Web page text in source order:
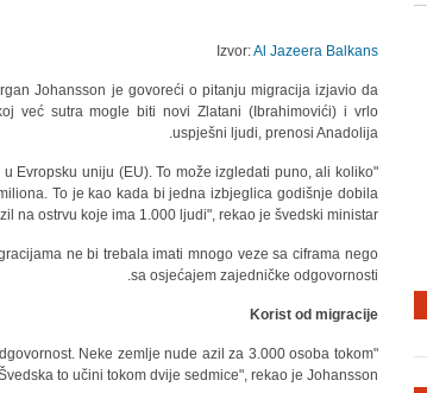
Izvor:Al Jazeera Balkans
Johansson je govoreći o pitanju migracija izjavio da
već sutra mogle biti novi Zlatani (Ibrahimovići) i vrlo
uspješni ljudi, prenosi Anadolija.
Evropsku uniju (EU). To može izgledati puno, ali koliko
To je kao kada bi jedna izbjeglica godišnje dobila
na ostrvu koje ima 1.000 ljudi", rekao je švedski ministar.
ne bi trebala imati mnogo veze sa ciframa nego
sa osjećajem zajedničke odgovornosti.
Korist od migracije
Neke zemlje nude azil za 3.000 osoba tokom
to učini tokom dvije sedmice", rekao je Johansson.